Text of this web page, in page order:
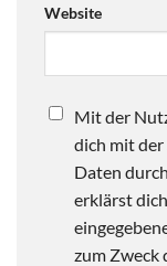
Website
Mit der
dich mit
Daten
erklärst
zum Zweck